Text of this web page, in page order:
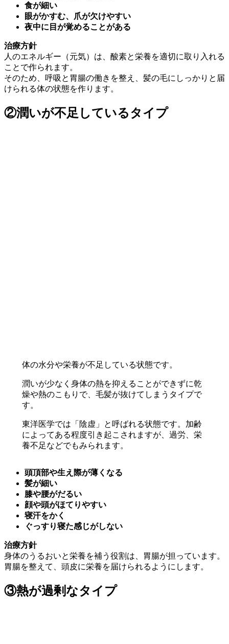
食が細い
眼がかすむ、爪が欠けやすい
夜中に目が覚めることがある
治療方針
人のエネルギー（元気）は、酸素と栄養を適切に取り入れる
ことで作られます。
そのため、呼吸と胃腸の働きを整え、髪の毛にしっかりと届
けられる体の状態を作ります。
②潤いが不足しているタイプ
体の水分や栄養が不足している状態です。
潤いが少なく身体の熱を抑えることができずに乾
燥や熱のこもりで、毛髪が抜けてしまうタイプで
す。
東洋医学では「陰虚」と呼ばれる状態です。加齢
によってある程度引き起こされますが、過労、栄
養不足などでもみられます。
頭頂部や生え際が薄くなる
髪が細い
膝や腰がだるい
顔や頭がほてりやすい
寝汗をかく
ぐっすり寝た感じがしない
治療方針
身体のうるおいと栄養を補う役割は、胃腸が担っています。
胃腸を整えて、頭皮に栄養を届けられるようにします。
③熱が過剰なタイプ